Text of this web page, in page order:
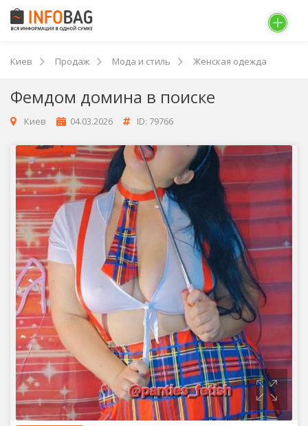
Киев Продаж Мода и стиль Женская одежда
Фемдом домина в поиске
Киев 04.03.2026 ID: 79766